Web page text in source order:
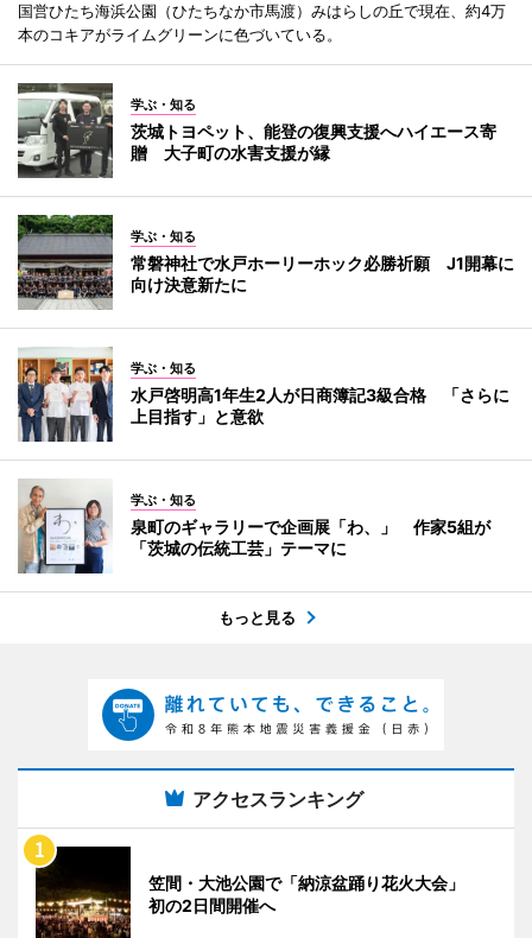
国営ひたち海浜公園（ひたちなか市馬渡）みはらしの丘で現在、約4万
本のコキアがライムグリーンに色づいている。
学ぶ・知る
茨城トヨペット、能登の復興支援へハイエース寄
贈 大子町の水害支援が縁
学ぶ・知る
常磐神社で水戸ホーリーホック必勝祈願 J1開幕に
向け決意新たに
学ぶ・知る
水戸啓明高1年生2人が日商簿記3級合格 「さらに
上目指す」と意欲
学ぶ・知る
泉町のギャラリーで企画展「わ、」 作家5組が
「茨城の伝統工芸」テーマに
もっと見る
アクセスランキング
笠間・大池公園で「納涼盆踊り花火大会」
初の2日間開催へ